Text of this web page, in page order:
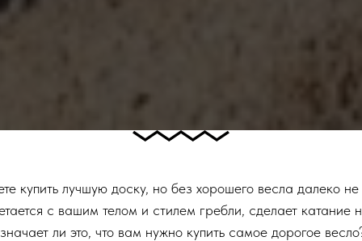
купить лучшую доску, но без хорошего весла далеко
с вашим телом и стилем гребли, сделает
ли это, что вам нужно купить самое дорогое